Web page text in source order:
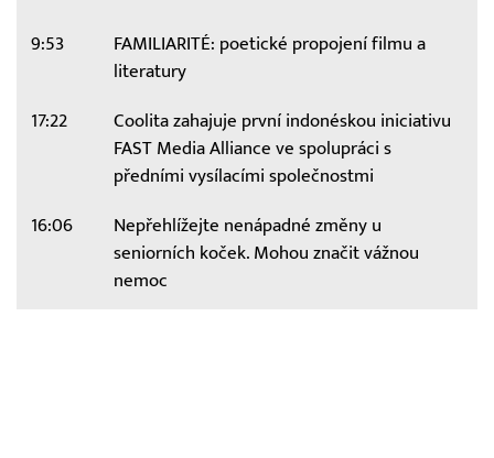
9:53
FAMILIARITÉ: poetické propojení filmu a
literatury
17:22
Coolita zahajuje první indonéskou iniciativu
FAST Media Alliance ve spolupráci s
předními vysílacími společnostmi
16:06
Nepřehlížejte nenápadné změny u
seniorních koček. Mohou značit vážnou
nemoc